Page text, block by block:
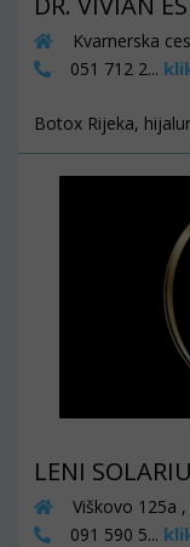
Kvarnerska
051 712 2...
Botox Rijeka,
LENI
Viškovo 125a
091 590 5...